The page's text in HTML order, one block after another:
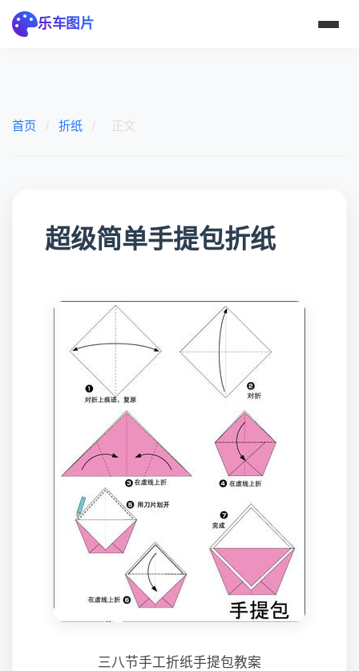
乐车图片
首页 / 折纸 / 正文
超级简单手提包折纸
三八节手工折纸手提包教案